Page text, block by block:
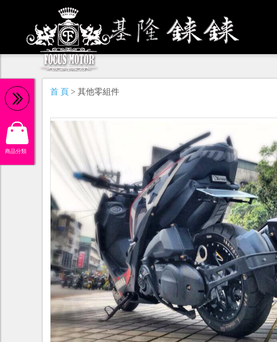
商品分類
首 頁 > 其他零組件